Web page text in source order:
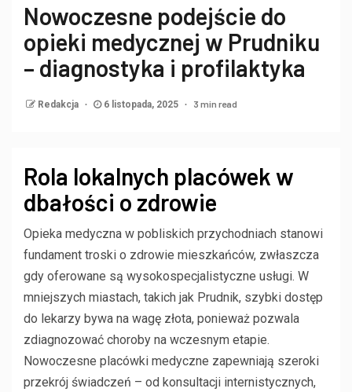
Nowoczesne podejście do
opieki medycznej w Prudniku
– diagnostyka i profilaktyka
Redakcja 6 listopada, 2025 3 min read
Rola lokalnych placówek w
dbałości o zdrowie
Opieka medyczna w pobliskich przychodniach stanowi
fundament troski o zdrowie mieszkańców, zwłaszcza
gdy oferowane są wysokospecjalistyczne usługi. W
mniejszych miastach, takich jak Prudnik, szybki dostęp
do lekarzy bywa na wagę złota, ponieważ pozwala
zdiagnozować choroby na wczesnym etapie.
Nowoczesne placówki medyczne zapewniają szeroki
przekrój świadczeń – od konsultacji internistycznych,